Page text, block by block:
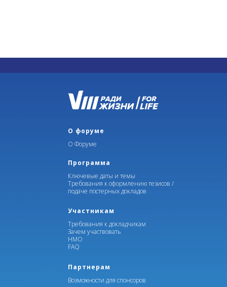
О форуме
О Форуме
Программа
Ключевые даты и темы
Требования к оформлению тезисов /
подаче постерных докладов
Участникам
Требования к докладчикам
Зачем участвовать
НМО
FAQ
Партнерам
Возможности для спонсоров